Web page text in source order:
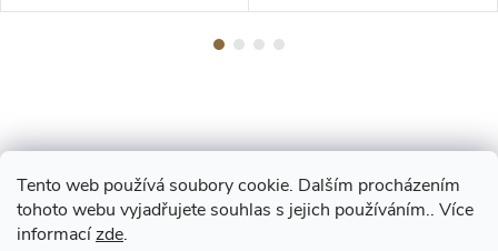
Tento web používá soubory cookie. Dalším procházením
tohoto webu vyjadřujete souhlas s jejich používáním.. Více
informacízde.
Z